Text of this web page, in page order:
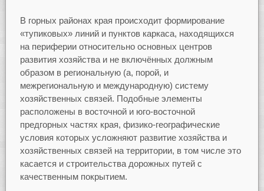
В горных районах края происходит формирование
«тупиковых» линий и пунктов каркаса, находящихся
на периферии относительно основных центров
развития хозяйства и не включённых должным
образом в региональную (а, порой, и
межрегиональную и международную) систему
хозяйственных связей. Подобные элементы
расположены в восточной и юго-восточной
предгорных частях края, физико-географические
условия которых усложняют развитие хозяйства и
хозяйственных связей на территории, в том числе это
касается и строительства дорожных путей с
качественным покрытием.